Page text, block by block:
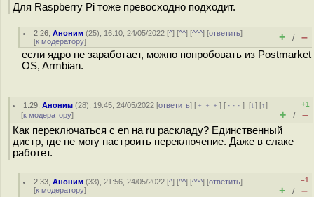
Для Raspberry Pi тоже превосходно подходит.
2.26 ,Аноним (25), 16:10, 24/05/2022 [^] [^^] [^^^] [ответить]
[к модератору] + / –
если ядро не заработает, можно попробовать из Postmarket
OS, Armbian.
1.29 ,Аноним (28), 19:45, 24/05/2022 [ответить] [ ﹢﹢﹢] [ · · ·][↓] [↑]
[к модератору]
+1
+ / –
Как переключаться с en на ru раскладу? Единственный
дистр, где не могу настроить переключение. Даже в слаке
работет.
2.33 ,Аноним (33), 21:56, 24/05/2022 [^] [^^] [^^^] [ответить]
[к модератору]
–1
+ / –